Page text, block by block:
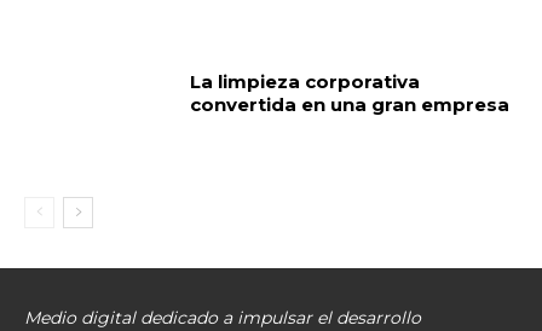
La limpieza corporativa
convertida en una gran empresa
Medio digital dedicado a impulsar el desarrollo